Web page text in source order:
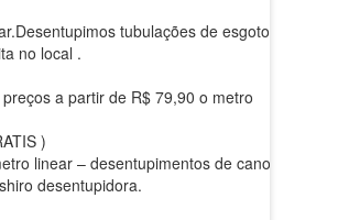
tubulações de esgoto ,
no local .
a partir de R$ 79,90 o metro
)
linear – desentupimentos de canos
desentupidora.